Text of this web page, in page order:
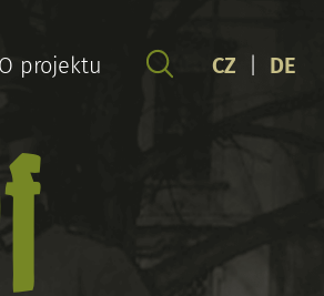
O projektu CZ DE